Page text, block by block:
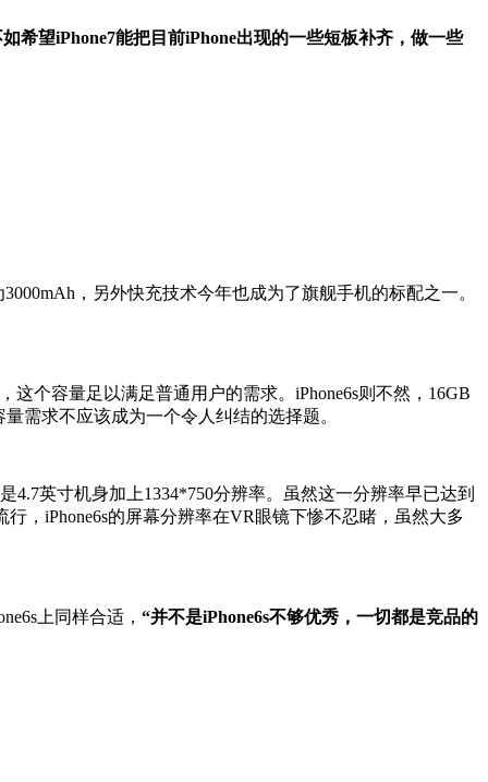
希望iPhone7能把目前iPhone出现的一些短板补齐，做一些
，另外快充技术今年也成为了旗舰手机的标配之一。
个容量足以满足普通用户的需求。iPhone6s则不然，16GB
需求不应该成为一个令人纠结的选择题。
4.7英寸机身加上1334*750分辨率。虽然这一分辨率早已达到
，iPhone6s的屏幕分辨率在VR眼镜下惨不忍睹，虽然大多
上同样合适， “并不是iPhone6s不够优秀，一切都是竞品的